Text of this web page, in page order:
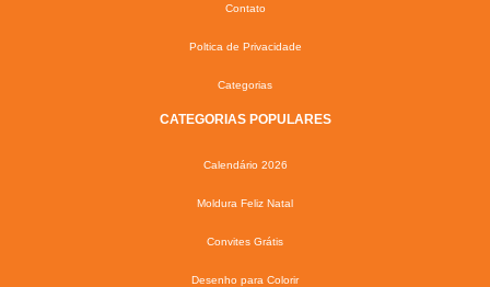
Contato
Poltica de Privacidade
Categorias
CATEGORIAS POPULARES
Calendário 2026
Moldura Feliz Natal
Convites Grátis
Desenho para Colorir